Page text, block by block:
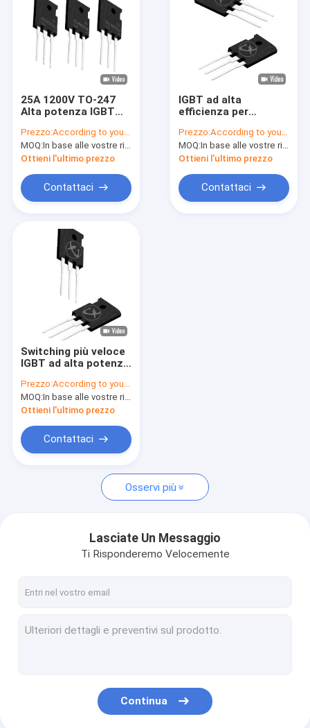
Invertitore IGBT
IGBT ad alta potenza
MOSFET di alto potere
MOSFET a super giunzione
MOSFET a bassa tensione
Diodi di barriera di Schottky
Diodi di recupero rapido
Basso VF Schottky
Semiconduttore ad alta potenza
MOSFET al carburo di silicio
SBD di carburo di silicio
25A 1200V TO-247
Alta potenza IGBT
commutazione per
inverter generale
Prezzo:According to your order requirement
MOQ:In base alle vostre richieste di ordine
Ottieni l'ultimo prezzo
Contattaci
IGBT ad alta
efficienza per
batterie in corrente
alternata
Prezzo:According to your order requirement
MOQ:In base alle vostre richieste di ordine
Ottieni l'ultimo prezzo
Contattaci
Switching più veloce
IGBT ad alta potenza
conversioni di
tensione
Prezzo:According to your order requirement
MOQ:In base alle vostre richieste di ordine
Ottieni l'ultimo prezzo
Contattaci
Osservi più
Lasciate Un Messaggio
Ti Risponderemo Velocemente
Continua